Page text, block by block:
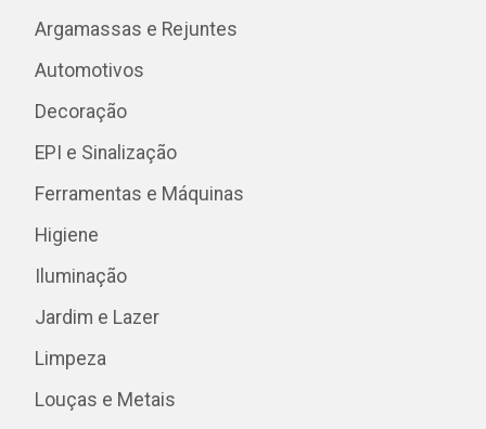
Argamassas e Rejuntes
Automotivos
Decoração
EPI e Sinalização
Ferramentas e Máquinas
Higiene
Iluminação
Jardim e Lazer
Limpeza
Louças e Metais